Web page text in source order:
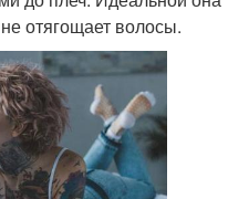
отягощает волосы.